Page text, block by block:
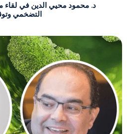
د. محمود محيي الدين في لقاء
التضخمي